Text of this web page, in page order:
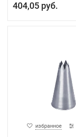
404,05 руб.
избранное